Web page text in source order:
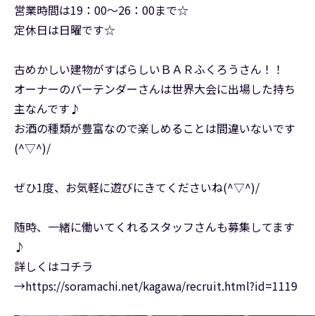
営業時間は19：00～26：00まで☆
定休日は日曜です☆
古めかしい建物がすばらしいＢＡＲふくろうさん！！
オーナーのバーテンダーさんは世界大会に出場した持ち
主なんです♪
お酒の種類が豊富なので楽しめることは間違いないです
(^▽^)/
ぜひ1度、お気軽に遊びにきてくださいね(^▽^)/
随時、一緒に働いてくれるスタッフさんも募集してます
♪
詳しくはコチラ
→https://soramachi.net/kagawa/recruit.html?id=1119